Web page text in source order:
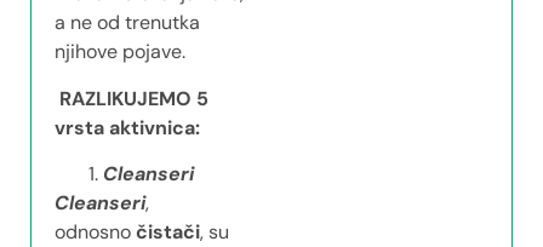
a ne od trenutka
njihove pojave.
RAZLIKUJEMO 5
vrsta aktivnica:
Cleanseri
Cleanseri,
odnosnočistači, su